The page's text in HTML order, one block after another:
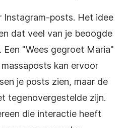
posts. Het idee
dat veel van je beoogde
"Wees gegroet Maria"
kan ervoor
je posts zien, maar de
tegenovergestelde zijn.
die interactie heeft